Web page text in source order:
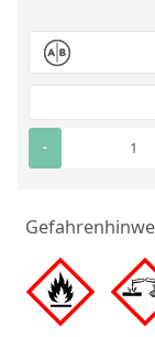
Über uns
Über Labmix24
Vertretungen im
Messen und Events
-